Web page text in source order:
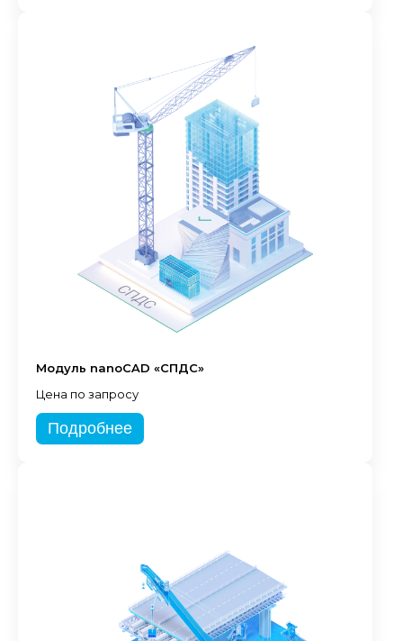
Модуль nanoCAD «СПДС»
Цена по запросу
Подробнее